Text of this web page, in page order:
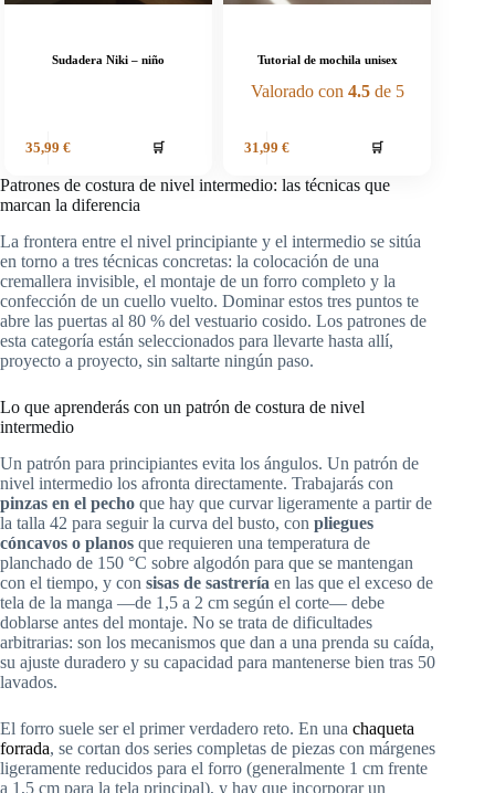
Sudadera Niki – niño
35,99 € 🛒
Tutorial de mochila unisex
Valorado con 4.5de 5
31,99 €
🛒
Patrones de costura de nivel intermedio: las técnicas que
marcan la diferencia
La frontera entre el nivel principiante y el intermedio se sitúa
en torno a tres técnicas concretas: la colocación de una
cremallera invisible, el montaje de un forro completo y la
confección de un cuello vuelto. Dominar estos tres puntos te
abre las puertas al 80 % del vestuario cosido. Los patrones de
esta categoría están seleccionados para llevarte hasta allí,
proyecto a proyecto, sin saltarte ningún paso.
Lo que aprenderás con un patrón de costura de nivel
intermedio
Un patrón para principiantes evita los ángulos. Un patrón de
nivel intermedio los afronta directamente. Trabajarás con
pinzas en el pecho que hay que curvar ligeramente a partir de
la talla 42 para seguir la curva del busto, con pliegues
cóncavos o planos que requieren una temperatura de
planchado de 150 °C sobre algodón para que se mantengan
con el tiempo, y con sisas de sastrería en las que el exceso de
tela de la manga —de 1,5 a 2 cm según el corte— debe
doblarse antes del montaje. No se trata de dificultades
arbitrarias: son los mecanismos que dan a una prenda su caída,
su ajuste duradero y su capacidad para mantenerse bien tras 50
lavados.
El forro suele ser el primer verdadero reto. En una chaqueta
forrada, se cortan dos series completas de piezas con márgenes
ligeramente reducidos para el forro (generalmente 1 cm frente
a 1,5 cm para la tela principal), y hay que incorporar un